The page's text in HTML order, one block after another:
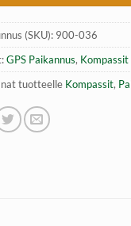
(SKU): 900-036
GPS Paikannus, Kompassit
tuotteelle Kompassit,